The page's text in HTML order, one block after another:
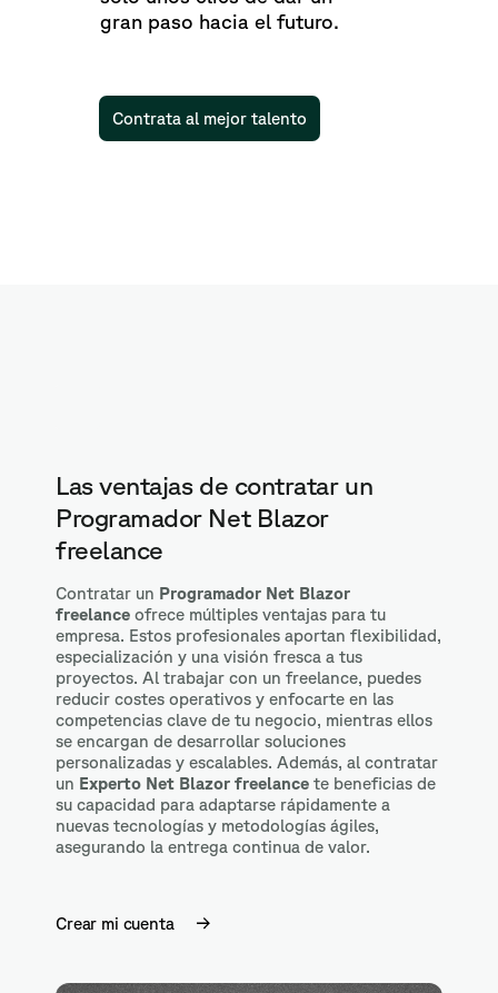
gran paso hacia el futuro.
Contrata al mejor talento
Las ventajas de contratar un
Programador Net Blazor
freelance
Contratar un Programador Net Blazor
freelance ofrece múltiples ventajas para tu
empresa. Estos profesionales aportan flexibilidad,
especialización y una visión fresca a tus
proyectos. Al trabajar con un freelance, puedes
reducir costes operativos y enfocarte en las
competencias clave de tu negocio, mientras ellos
se encargan de desarrollar soluciones
personalizadas y escalables. Además, al contratar
un Experto Net Blazor freelance te beneficias de
su capacidad para adaptarse rápidamente a
nuevas tecnologías y metodologías ágiles,
asegurando la entrega continua de valor.
Crear mi cuenta